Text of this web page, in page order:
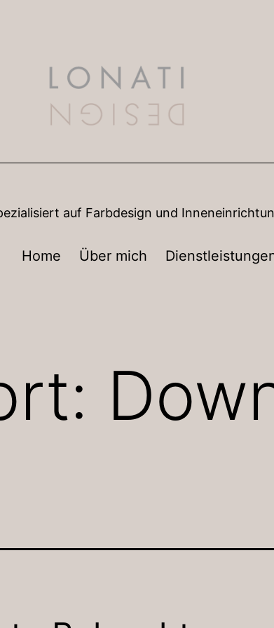
auf Farbdesign und
Home Über mich